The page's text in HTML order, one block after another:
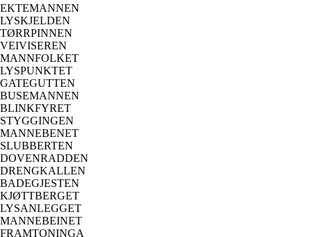
EKTEMANNEN
LYSKJELDEN
TØRRPINNEN
VEIVISEREN
MANNFOLKET
LYSPUNKTET
GATEGUTTEN
BUSEMANNEN
BLINKFYRET
STYGGINGEN
MANNEBENET
SLUBBERTEN
DOVENRADDEN
DRENGKALLEN
BADEGJESTEN
KJØTTBERGET
LYSANLEGGET
MANNEBEINET
FRAMTONINGA